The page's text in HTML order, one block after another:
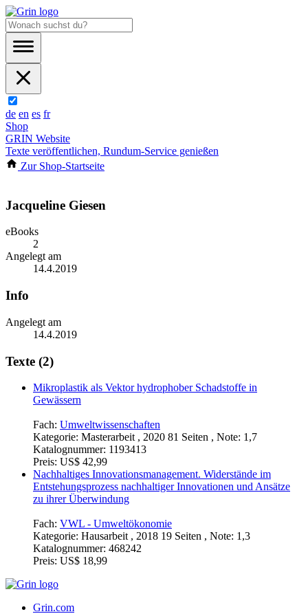
de en es fr
Shop
GRIN Website
Texte veröffentlichen, Rundum-Service genießen
Zur Shop-Startseite
Jacqueline Giesen
eBooks
2
Angelegt am
14.4.2019
Info
Angelegt am
14.4.2019
Texte (2)
Mikroplastik als Vektor hydrophober Schadstoffe in
Gewässern
Fach: Umweltwissenschaften
Kategorie: Masterarbeit , 2020 81 Seiten , Note: 1,7
Katalognummer: 1193413
Preis: US$ 42,99
Nachhaltiges Innovationsmanagement. Widerstände im
Entstehungsprozess nachhaltiger Innovationen und Ansätze
zu ihrer Überwindung
Fach: VWL - Umweltökonomie
Kategorie: Hausarbeit , 2018 19 Seiten , Note: 1,3
Katalognummer: 468242
Preis: US$ 18,99
Grin.com